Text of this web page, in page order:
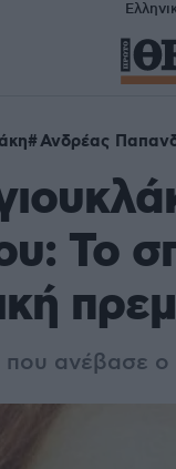
Ανδρέας
Το
που ανέβασε